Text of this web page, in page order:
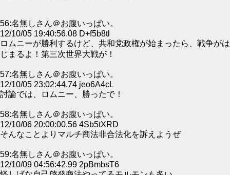
56:名無しさん＠お腹いっぱい。
12/10/05 19:40:56.08 D+f5b8tl
ロムニーが勝利するけど、共和党政権が始まったら、戦争がは
じまるよ！第三次世界大戦が！
57:名無しさん＠お腹いっぱい。
12/10/05 23:02:44.74 jeo6A4cL
討論では、ロムニー、勝ったで！
58:名無しさん＠お腹いっぱい。
12/10/06 20:00:00.56 4Sb5tXRD
そんなことよりマルチ商法非合法化を訴えようぜ
59:名無しさん＠お腹いっぱい。
12/10/09 04:56:42.99 2pBmbsT6